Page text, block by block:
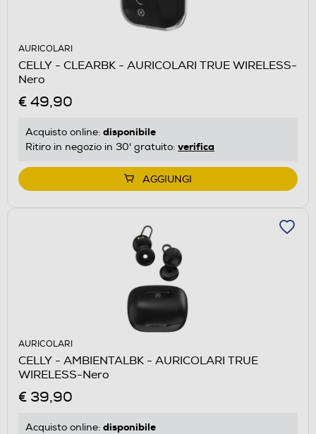
AURICOLARI
CELLY - CLEARBK - AURICOLARI TRUE WIRELESS-
Nero
€ 49,90
Acquisto online: disponibile
Ritiro in negozio in 30' gratuito: verifica
AGGIUNGI
AURICOLARI
CELLY - AMBIENTALBK - AURICOLARI TRUE
WIRELESS-Nero
€ 39,90
Acquisto online: disponibile